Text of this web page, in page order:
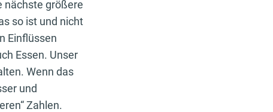
nächste größere
so ist und nicht
Einflüssen
Essen. Unser
Wenn das
und
Zahlen.